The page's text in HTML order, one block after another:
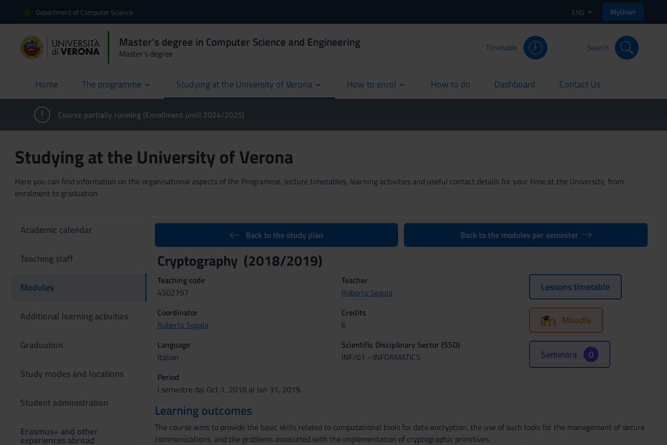
Department of Computer Science ENG MyUnivr
Master's degree in Computer Science and Engineering
Master’s degree
Timetable Search
Home
current The programme Studying at the University of Verona How to enrol How to do
current Dashboard
current Contact Us
current
Course partially running (Enrollment until 2024/2025)
Studying at the University of Verona
Here you can find information on the organisational aspects of the Programme, lecture timetables, learning activities and useful contact details for your time at the University, from
enrolment to graduation.
Academic calendar
Teaching staff
Modules
Additional learning activities
Graduation
Study modes and locations
Student administration
Erasmus+ and other
experiences abroad
Back to the study plan Back to the modules per semester
Cryptography (2018/2019)
Teaching code
4S02797
Teacher
Roberto Segala
Coordinator
Roberto Segala
Credits
6
Language
Italian
Scientific Disciplinary Sector (SSD)
INF/01 - INFORMATICS
Period
I semestre dal Oct 1, 2018 al Jan 31, 2019.
Lessons timetable
Moodle
Seminars 0
Learning outcomes
The course aims to provide the basic skills related to computational tools for data encryption, the use of such tools for the management of secure
communications, and the problems associated with the implementation of cryptographic primitives.